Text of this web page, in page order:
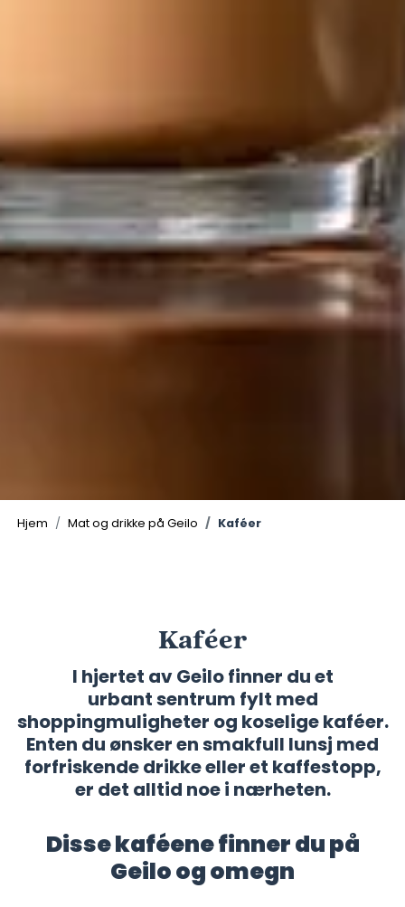
Hjem Mat og drikke på Geilo Kaféer
Kaféer
I hjertet av Geilo finner du et
urbant sentrum fylt med
shoppingmuligheter og koselige kaféer.
Enten du ønsker en smakfull lunsj med
forfriskende drikke eller et kaffestopp,
er det alltid noe i nærheten.
Disse kaféene finner du på
Geilo og omegn